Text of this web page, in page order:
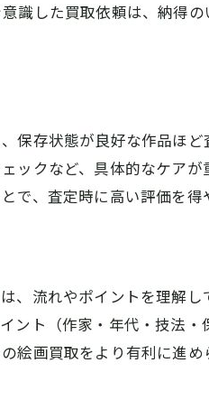
目
ト
法
ト
響
方
識した買取依頼は、納得
保存状態が良好な作品ほ
ックなど、具体的なケア
、査定時に高い評価を得
、流れやポイントを理解し
ント（作家・年代・技法
絵画買取をより有利に進め